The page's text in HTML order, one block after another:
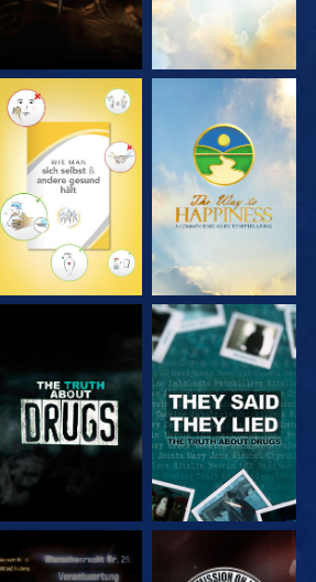
ANSEHEN ANSEHEN
ANSEHEN ANSEHEN